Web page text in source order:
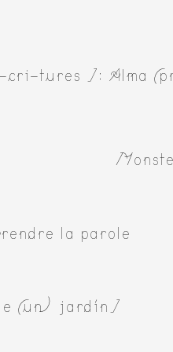
tures ]: Alma
la parole
(un) jardín]